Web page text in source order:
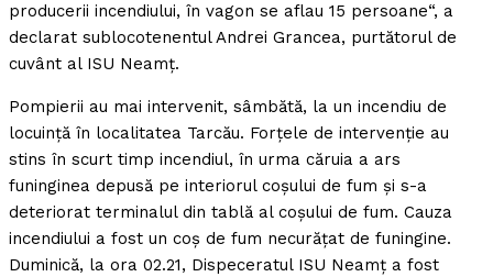
producerii incendiului, în vagon se aflau 15 persoane“, a
declarat sublocotenentul Andrei Grancea, purtătorul de
cuvânt al ISU Neamţ.
Pompierii au mai intervenit, sâmbătă, la un incendiu de
locuinţă în localitatea Tarcău. Forţele de intervenţie au
stins în scurt timp incendiul, în urma căruia a ars
funinginea depusă pe interiorul coşului de fum şi s-a
deteriorat terminalul din tablă al coşului de fum. Cauza
incendiului a fost un coş de fum necurăţat de funingine.
Duminică, la ora 02.21, Dispeceratul ISU Neamţ a fost